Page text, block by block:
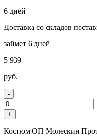
6 дней
Доставка со складов
займет 6 дней
5 939
руб.
-
+
Костюм ОП Молескин